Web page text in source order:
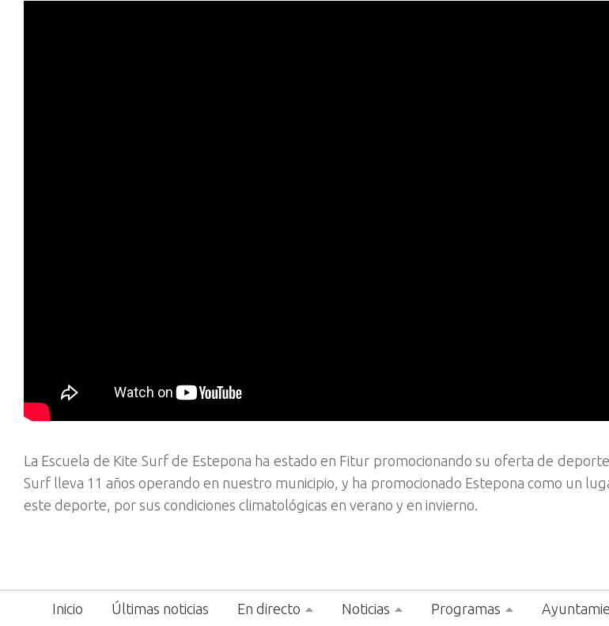
La Escuela de Kite Surf de Estepona ha estado en Fitur promocionando su oferta de
Surf lleva 11 años operando en nuestro municipio, y ha promocionado Estepona como un
este deporte, por sus condiciones climatológicas en verano y en invierno.
Inicio Últimas noticias En directo Noticias Programas